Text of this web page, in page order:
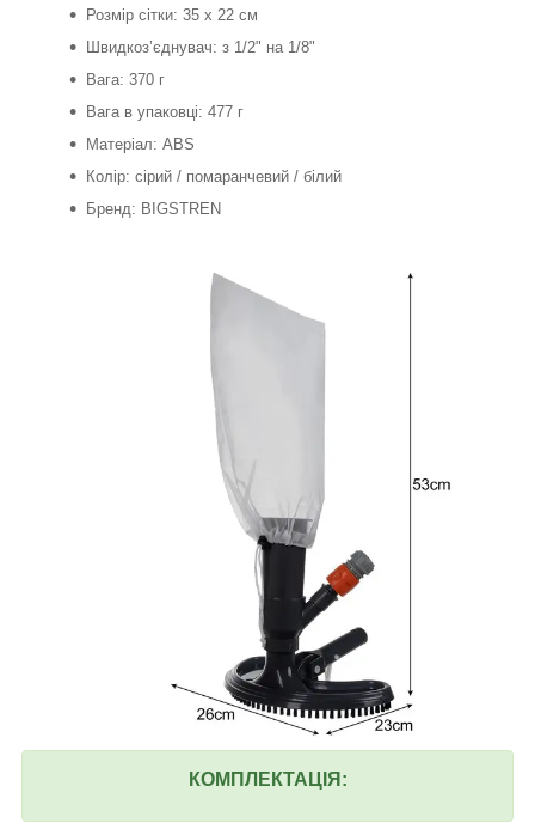
Розмір сітки: 35 x 22 см
Швидкоз’єднувач: з 1/2" на 1/8"
Вага: 370 г
Вага в упаковці: 477 г
Матеріал: ABS
Колір: сірий / помаранчевий / білий
Бренд: BIGSTREN
КОМПЛЕКТАЦІЯ: